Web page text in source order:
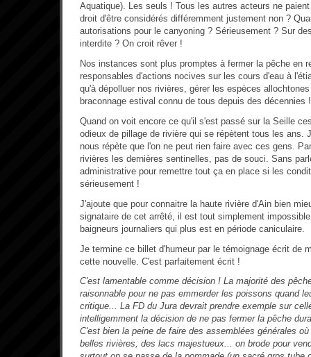
Aquatique). Les seuls ! Tous les autres acteurs ne
droit d'être considérés différemment justement non ?
autorisations pour le canyoning ? Sérieusement ? Sur
interdite ? On croit rêver !
Nos instances sont plus promptes à fermer la pêche en
responsables d'actions nocives sur les cours d'eau à
qu'à dépolluer nos rivières, gérer les espèces
braconnage estival connu de tous depuis des décennies !
Quand on voit encore ce qu'il s'est passé sur la Seille
odieux de pillage de rivière qui se répètent tous les ans.
nous répète que l'on ne peut rien faire avec ces gens.
rivières les dernières sentinelles, pas de souci. Sans
administrative pour remettre tout ça en place si les
sérieusement !
J'ajoute que pour connaitre la haute rivière d'Ain bien
signataire de cet arrêté, il est tout simplement
baigneurs journaliers qui plus est en période caniculaire.
Je termine ce billet d'humeur par le témoignage écrit de
cette nouvelle. C'est parfaitement écrit !
C'est lamentable comme décision ! La majorité des
raisonnable pour ne pas emmerder les poissons quand
critique... La FD du Jura devrait prendre exemple sur
intelligemment la décision de ne pas fermer la pêche
C'est bien la peine de faire des assemblées générales
belles rivières, des lacs majestueux... on brode pour